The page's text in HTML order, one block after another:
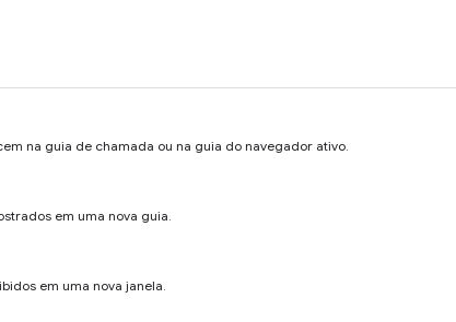
na guia de chamada ou na guia do navegador ativo.
em uma nova guia.
em uma nova janela.